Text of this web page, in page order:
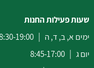
שעות פעילות החנות
ימים א, ב, ד, ה | 8:30-19:00
יום ג | 8:45-17:00